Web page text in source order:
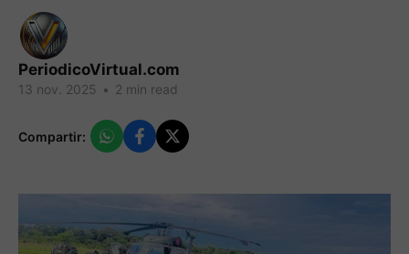
PeriodicoVirtual.com
13 nov. 2025 • 2 min read
Compartir: